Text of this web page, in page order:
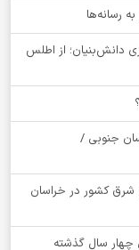
رسانه‌ها
دانش‌بنیان؛ از اطلس
خراسان جنوبی /
شرق کشور در خراسان